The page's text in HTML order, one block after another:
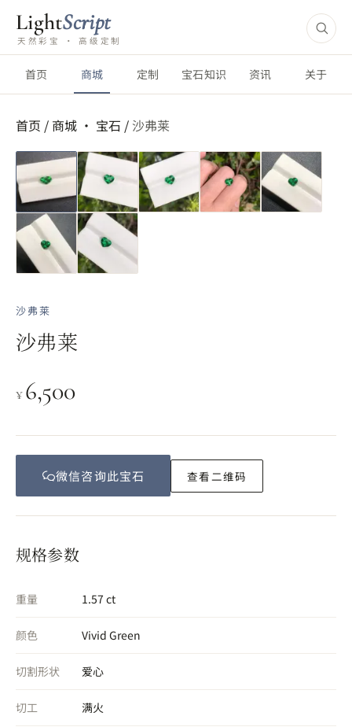
LightScript
天然彩宝 · 高级定制
首页 商城 定制 宝石知识 资讯 关于
首页 / 商城 · 宝石 / 沙弗莱
短视频
沙弗莱
沙弗莱
¥6,500
微信咨询此宝石 查看二维码
规格参数
重量 1.57 ct
颜色 Vivid Green
切割形状 爱心
切工 满火